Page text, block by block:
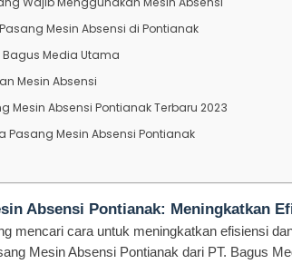
Mesin Absensi di Pontianak
Bagus Media Utama
Mesin Absensi
Mesin Absensi Pontianak Terbaru 2023
Pasang Mesin Absensi Pontianak
Absensi Pontianak: Meningkatkan
mencari cara untuk meningkatkan efisiensi
Mesin Absensi Pontianak dari PT. Bagus